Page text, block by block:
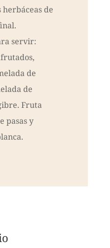
de
servir:
de
de
Fruta
pasas y